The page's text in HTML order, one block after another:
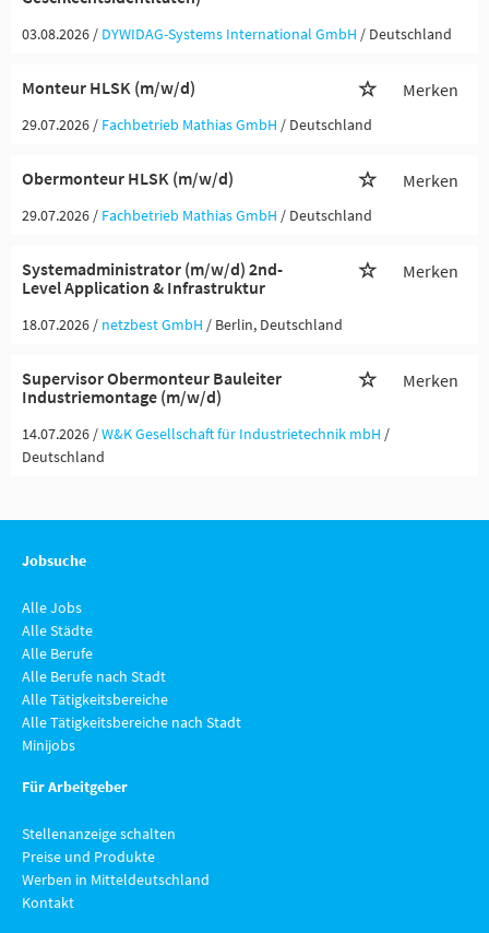
03.08.2026 / DYWIDAG-Systems International GmbH / Deutschland
Monteur HLSK (m/w/d) Merken
29.07.2026 / Fachbetrieb Mathias GmbH / Deutschland
Obermonteur HLSK (m/w/d) Merken
29.07.2026 / Fachbetrieb Mathias GmbH / Deutschland
Systemadministrator (m/w/d) 2nd-
Level Application & Infrastruktur
Merken
18.07.2026 / netzbest GmbH / Berlin, Deutschland
Supervisor Obermonteur Bauleiter
Industriemontage (m/w/d)
Merken
14.07.2026 /W&K Gesellschaft für Industrietechnik mbH /
Deutschland
Jobsuche
Alle Jobs
Alle Städte
Alle Berufe
Alle Berufe nach Stadt
Alle Tätigkeitsbereiche
Alle Tätigkeitsbereiche nach Stadt
Minijobs
Für Arbeitgeber
Stellenanzeige schalten
Preise und Produkte
Werben in Mitteldeutschland
Kontakt